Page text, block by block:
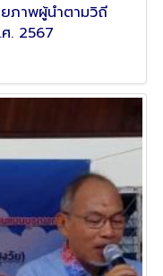
ภาพผู้นำตามวิถี
. 2567​